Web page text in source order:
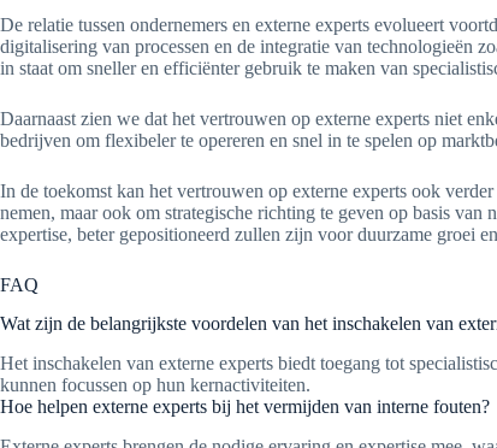
De relatie tussen ondernemers en externe experts evolueert
digitalisering van processen en de integratie van technologieën
in staat om sneller en efficiënter gebruik te maken van
Daarnaast zien we dat het vertrouwen op externe experts niet
bedrijven om flexibeler te opereren en snel in te spelen op
In de toekomst kan het vertrouwen op externe experts ook
nemen, maar ook om strategische richting te geven op basis
expertise, beter gepositioneerd zullen zijn voor duurzame groei
FAQ
Wat zijn de belangrijkste voordelen van het inschakelen van
Het inschakelen van externe experts biedt toegang tot
kunnen focussen op hun kernactiviteiten.
Hoe helpen externe experts bij het vermijden van interne fouten?